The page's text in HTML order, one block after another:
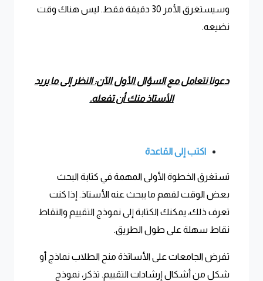
وسيستغرق الأمر 30 دقيقة فقط. ليس هناك وقت
نضيعه.
دعونا نتعامل مع السؤال الأول الآن: النظر إلى ما يريد
الأستاذ منك أن تفعله.
اكتب إلى القاعدة
تستغرق الخطوة الأولى المهمة في كتابة البحث
بعض الوقت لفهم ما يبحث عنه الأستاذ. إذا كنت
تعرف ذلك، يمكنك الكتابة إلى نموذج التقييم والتقاط
نقاط سهلة على طول الطريق.
تفرض الجامعات على الأساتذة منح الطلاب نماذج أو
شكل من أشكال إرشادات التقييم. تذكر، نموذج